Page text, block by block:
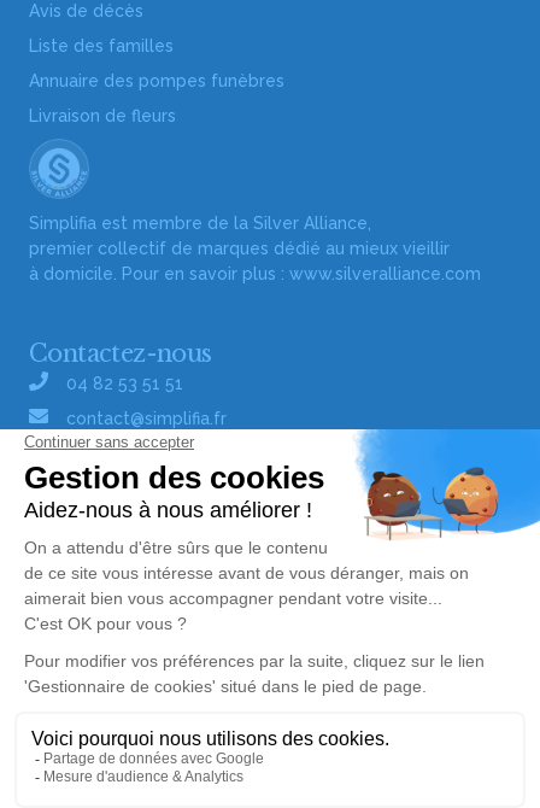
Avis de décès
Liste des familles
Annuaire des pompes funèbres
Livraison de fleurs
Simplifia est membre de la Silver Alliance,
premier collectif de marques dédié au mieux vieillir
à domicile. Pour en savoir plus : www.silveralliance.com
Contactez-nous
04 82 53 51 51
contact@simplifia.fr
Réseaux sociaux
Liens utiles
Publier un avis de décès
Signaler un abus/une erreur
Consultez nos offres d'emploi
Politique de traitement des données